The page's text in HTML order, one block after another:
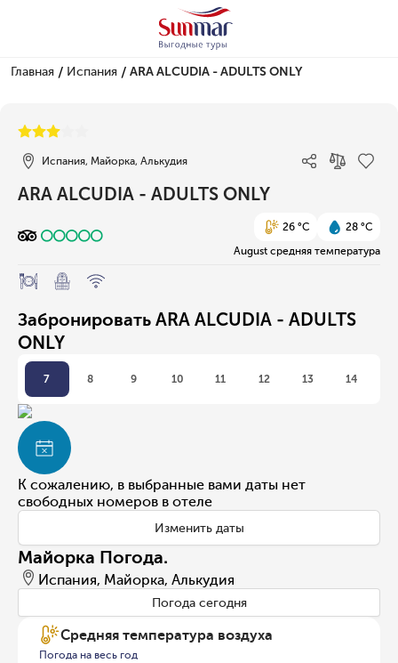
Главная / Испания / ARA ALCUDIA - ADULTS ONLY
Испания, Майорка, Алькудия
ARA ALCUDIA - ADULTS ONLY
26 °C
28 °C
August средняя температура
Забронировать ARA ALCUDIA - ADULTS
ONLY
7 8 9 10 11 12 13 14
К сожалению, в выбранные вами даты нет
свободных номеров в отеле
Изменить даты
Майорка Погода.
Испания, Майорка, Алькудия
Погода сегодня
Средняя температура воздуха
Погода на весь год